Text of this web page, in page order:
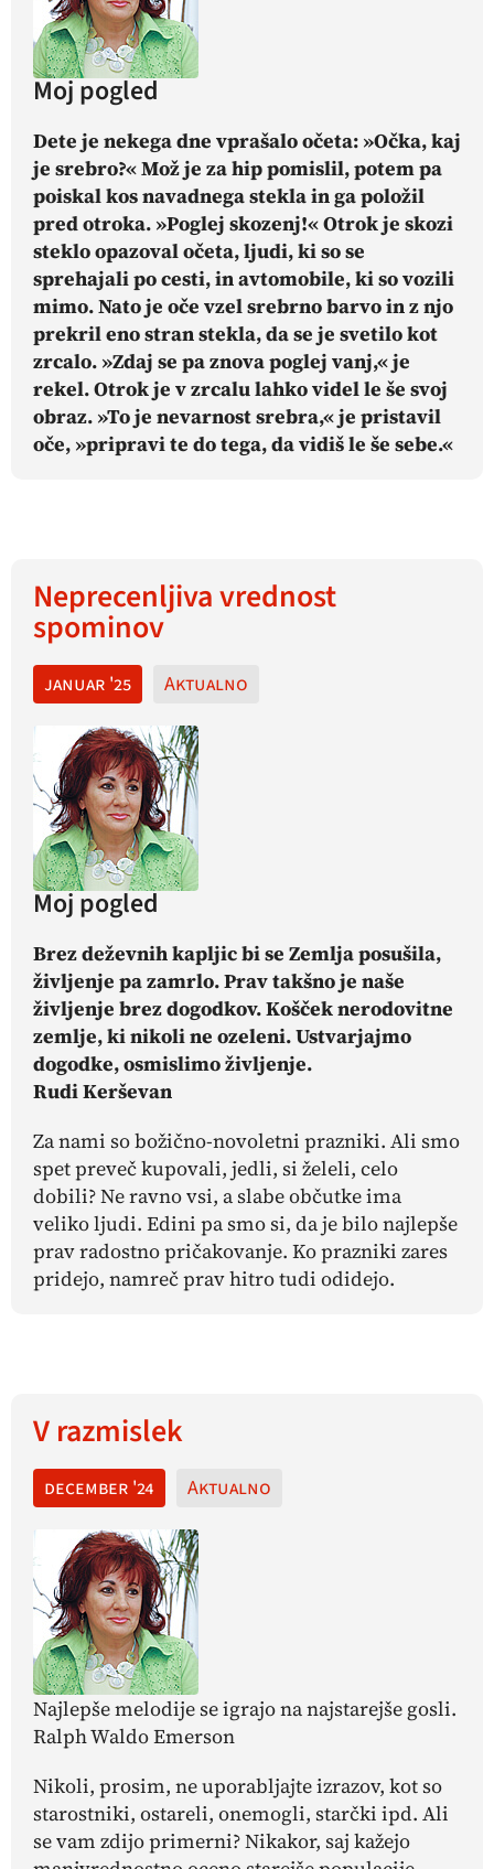
Moj pogled
Dete je nekega dne vprašalo očeta: »Očka, kaj
je srebro?« Mož je za hip pomislil, potem pa
poiskal kos navadnega stekla in ga položil
pred otroka. »Poglej skozenj!« Otrok je skozi
steklo opazoval očeta, ljudi, ki so se
sprehajali po cesti, in avtomobile, ki so vozili
mimo. Nato je oče vzel srebrno barvo in z njo
prekril eno stran stekla, da se je svetilo kot
zrcalo. »Zdaj se pa znova poglej vanj,« je
rekel. Otrok je v zrcalu lahko videl le še svoj
obraz. »To je nevarnost srebra,« je pristavil
oče, »pripravi te do tega, da vidiš le še sebe.«
Neprecenljiva vrednost
spominov
januar '25 Aktualno
Moj pogled
Brez deževnih kapljic bi se Zemlja posušila,
življenje pa zamrlo. Prav takšno je naše
življenje brez dogodkov. Košček nerodovitne
zemlje, ki nikoli ne ozeleni. Ustvarjajmo
dogodke, osmislimo življenje.
Rudi Kerševan
Za nami so božično-novoletni prazniki. Ali smo
spet preveč kupovali, jedli, si želeli, celo
dobili? Ne ravno vsi, a slabe občutke ima
veliko ljudi. Edini pa smo si, da je bilo najlepše
prav radostno pričakovanje. Ko prazniki zares
pridejo, namreč prav hitro tudi odidejo.
V razmislek
december '24 Aktualno
Najlepše melodije se igrajo na najstarejše gosli.
Ralph Waldo Emerson
Nikoli, prosim, ne uporabljajte izrazov, kot so
starostniki, ostareli, onemogli, starčki ipd. Ali
se vam zdijo primerni? Nikakor, saj kažejo